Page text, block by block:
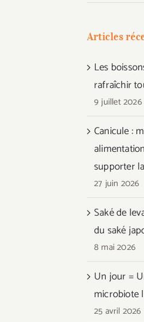
Articles
Les
rafraîchir
9 juillet 2026
Canicule :
supporter
27 juin 2026
Saké de
du saké
8 mai 2026
Un jour =
microbiote
25 avril 2026